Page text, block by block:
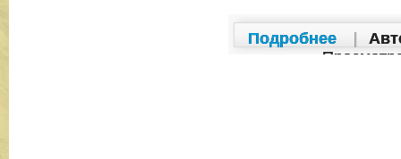
Подробнее